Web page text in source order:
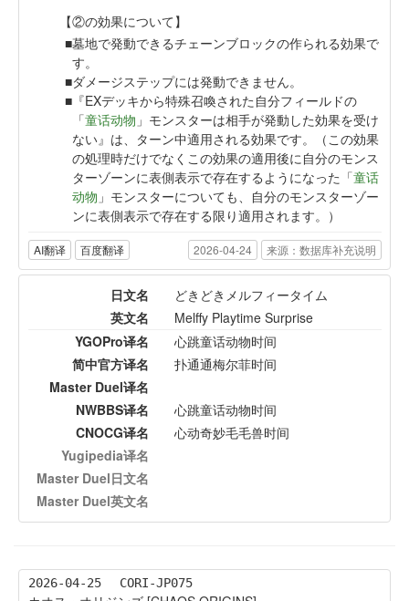
【②の効果について】
墓地で発動できるチェーンブロックの作られる効果で
す。
ダメージステップには発動できません。
『EXデッキから特殊召喚された自分フィールドの
「童话动物 」モンスターは相手が発動した効果を受け
ない』は、ターン中適用される効果です。（この効果
の処理時だけでなくこの効果の適用後に自分のモンス
ターゾーンに表側表示で存在するようになった「童话
动物 」モンスターについても、自分のモンスターゾー
ンに表側表示で存在する限り適用されます。）
AI翻译 百度翻译 2026-04-24 来源：数据库补充说明
日文名
どきどきメルフィータイム
英文名
Melffy Playtime Surprise
YGOPro译名
心跳童话动物时间
简中官方译名
扑通通梅尔菲时间
Master Duel译名
NWBBS译名
心跳童话动物时间
CNOCG译名
心动奇妙毛毛兽时间
Yugipedia译名
Master Duel日文名
Master Duel英文名
2026-04-25 CORI-JP075